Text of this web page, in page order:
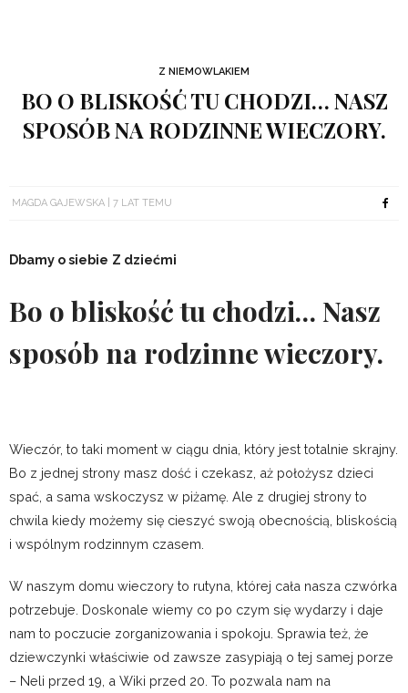
Z NIEMOWLAKIEM
BO O BLISKOŚĆ TU CHODZI… NASZ
SPOSÓB NA RODZINNE WIECZORY.
MAGDA GAJEWSKA 7 LAT TEMU
Dbamy o siebie Z dziećmi
Bo o bliskość tu chodzi… Nasz
sposób na rodzinne wieczory.
Wieczór, to taki moment w ciągu dnia, który jest totalnie skrajny.
Bo z jednej strony masz dość i czekasz, aż położysz dzieci
spać, a sama wskoczysz w piżamę. Ale z drugiej strony to
chwila kiedy możemy się cieszyć swoją obecnością, bliskością
i wspólnym rodzinnym czasem.
W naszym domu wieczory to rutyna, której cała nasza czwórka
potrzebuje. Doskonale wiemy co po czym się wydarzy i daje
nam to poczucie zorganizowania i spokoju. Sprawia też, że
dziewczynki właściwie od zawsze zasypiają o tej samej porze
– Neli przed 19, a Wiki przed 20. To pozwala nam na